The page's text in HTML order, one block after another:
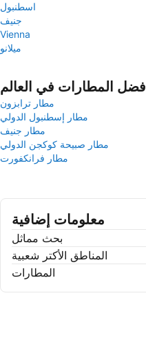
اسطنبول
جنيف
Vienna
ميلانو
أفضل المطارات في العالم
مطار ترابزون
مطار إسطنبول الدولي
مطار جنيف
مطار صبيحة كوكجن الدولي
مطار فرانكفورت
معلومات إضافية
بحث مماثل
المناطق الأكتر شعبية
المطارات